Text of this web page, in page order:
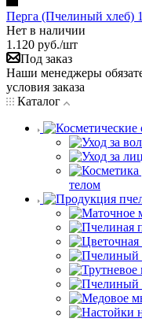
Перга (Пчелиный хлеб)
Нет в наличии
1.120 руб./шт
Под заказ
Наши менеджеры
условия заказа
Каталог
телом